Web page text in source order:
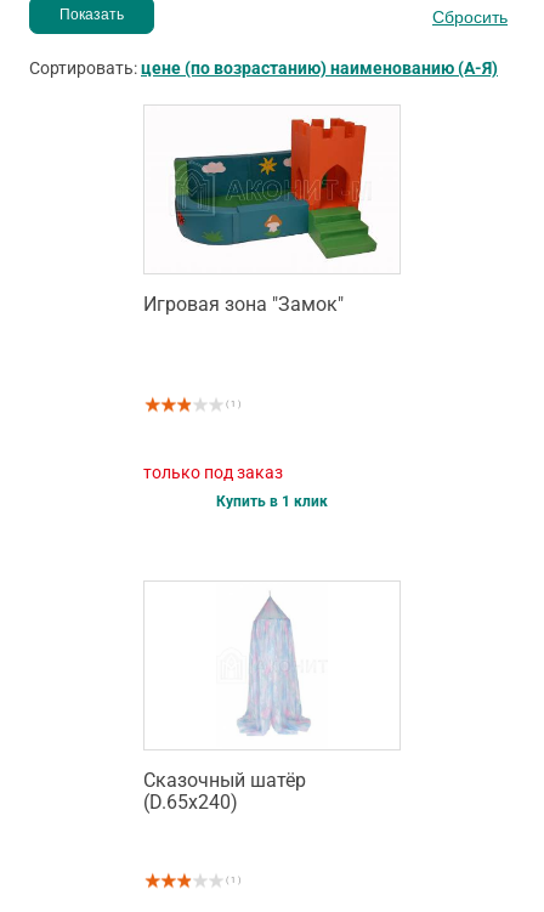
Сортировать:цене (по возрастанию)наименованию (А-Я)
Игровая зона "Замок"
( 1 )
только под заказ
Купить в 1 клик
Сказочный шатёр
(D.65х240)
( 1 )